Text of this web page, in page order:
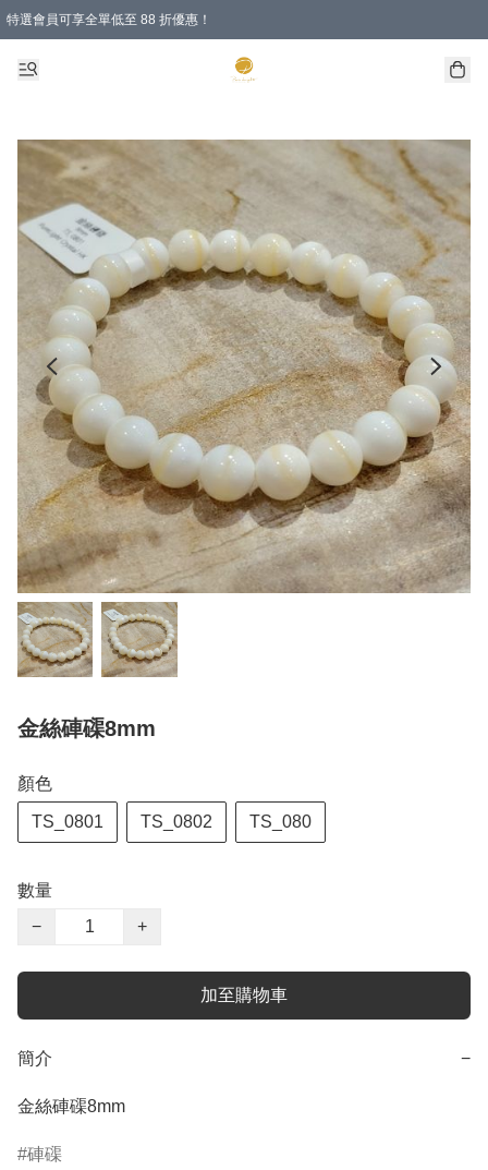
特選會員可享全單低至 88 折優惠！
購物滿 HKD 1000.00即享免運費優惠！（適用於 特定的送貨方式 )
金絲硨磲8mm
顏色
TS_0801 TS_0802 TS_080
數量
−
+
加至購物車
簡介 −
金絲硨磲8mm
硨磲